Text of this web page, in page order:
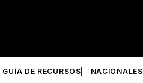
GUÍA DE RECURSOS NACIONALES